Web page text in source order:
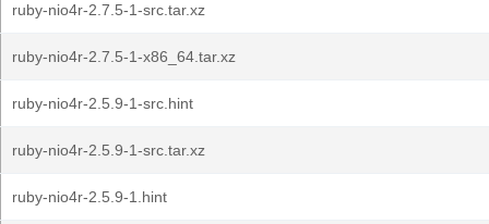
ruby-nio4r-2.7.5-1-src.tar.xz
ruby-nio4r-2.7.5-1-x86_64.tar.xz
ruby-nio4r-2.5.9-1-src.hint
ruby-nio4r-2.5.9-1-src.tar.xz
ruby-nio4r-2.5.9-1.hint